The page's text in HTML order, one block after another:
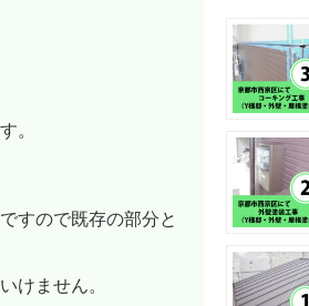
。
すので既存の部分と
けません。